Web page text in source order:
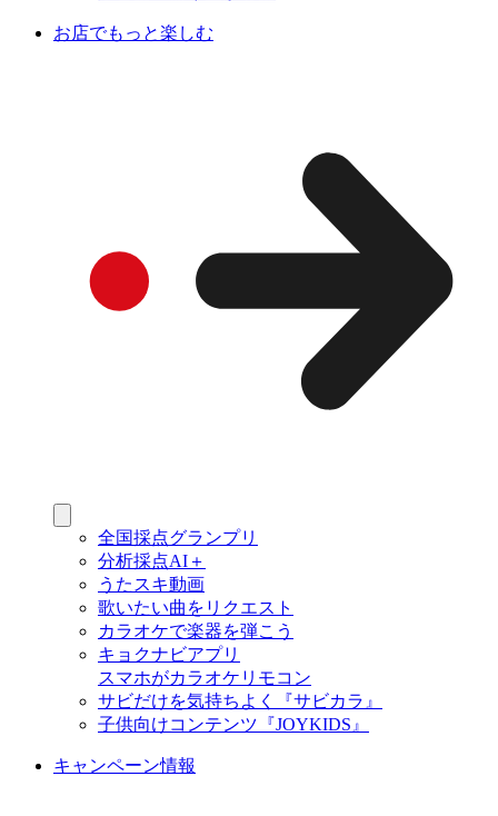
お店でもっと楽しむ
全国採点グランプリ
分析採点AI＋
うたスキ動画
歌いたい曲をリクエスト
カラオケで楽器を弾こう
キョクナビアプリ
スマホがカラオケリモコン
サビだけを気持ちよく『サビカラ』
子供向けコンテンツ『JOYKIDS』
キャンペーン情報